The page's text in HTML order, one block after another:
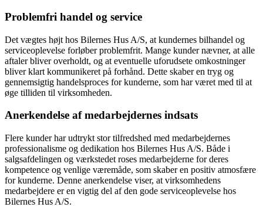
Problemfri handel og service
Det vægtes højt hos Bilernes Hus A/S, at kundernes bilhandel og
serviceoplevelse forløber problemfrit. Mange kunder nævner, at alle
aftaler bliver overholdt, og at eventuelle uforudsete omkostninger
bliver klart kommunikeret på forhånd. Dette skaber en tryg og
gennemsigtig handelsproces for kunderne, som har været med til at
øge tilliden til virksomheden.
Anerkendelse af medarbejdernes indsats
Flere kunder har udtrykt stor tilfredshed med medarbejdernes
professionalisme og dedikation hos Bilernes Hus A/S. Både i
salgsafdelingen og værkstedet roses medarbejderne for deres
kompetence og venlige væremåde, som skaber en positiv atmosfære
for kunderne. Denne anerkendelse viser, at virksomhedens
medarbejdere er en vigtig del af den gode serviceoplevelse hos
Bilernes Hus A/S.